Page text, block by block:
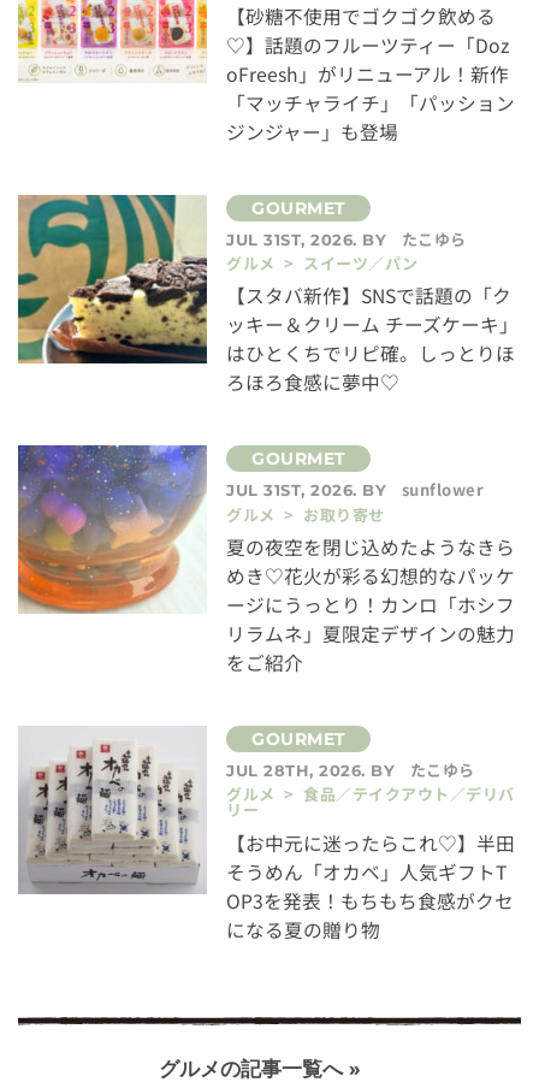
【砂糖不使用でゴクゴク飲める
♡】話題のフルーツティー「Doz
oFreesh」がリニューアル！新作
「マッチャライチ」「パッション
ジンジャー」も登場
JUL 31ST, 2026. BY
たこゆら
グルメ > スイーツ／パン
【スタバ新作】SNSで話題の「ク
ッキー＆クリーム チーズケーキ」
はひとくちでリピ確。しっとりほ
ろほろ食感に夢中♡
JUL 31ST, 2026. BY
sunflower
グルメ > お取り寄せ
夏の夜空を閉じ込めたようなきら
めき♡花火が彩る幻想的なパッケ
ージにうっとり！カンロ「ホシフ
リラムネ」夏限定デザインの魅力
をご紹介
JUL 28TH, 2026. BY
たこゆら
グルメ > 食品／テイクアウト／デリバ
リー
【お中元に迷ったらこれ♡】半田
そうめん「オカベ」人気ギフトT
OP3を発表！もちもち食感がクセ
になる夏の贈り物
グルメの記事一覧へ »